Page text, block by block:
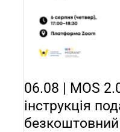
06.08 | MOS
інструкція
безкоштовний